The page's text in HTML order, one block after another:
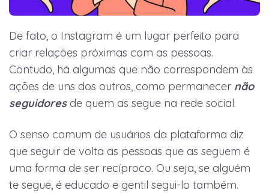
De fato, o Instagram é um lugar perfeito para
criar relações próximas com as pessoas.
Contudo, há algumas que não correspondem às
ações de uns dos outros, como permanecer não
seguidoresde quem as segue na rede social.
O senso comum de usuários da plataforma diz
que seguir de volta as pessoas que as seguem é
uma forma de ser recíproco. Ou seja, se alguém
te segue, é educado e gentil segui-lo também.